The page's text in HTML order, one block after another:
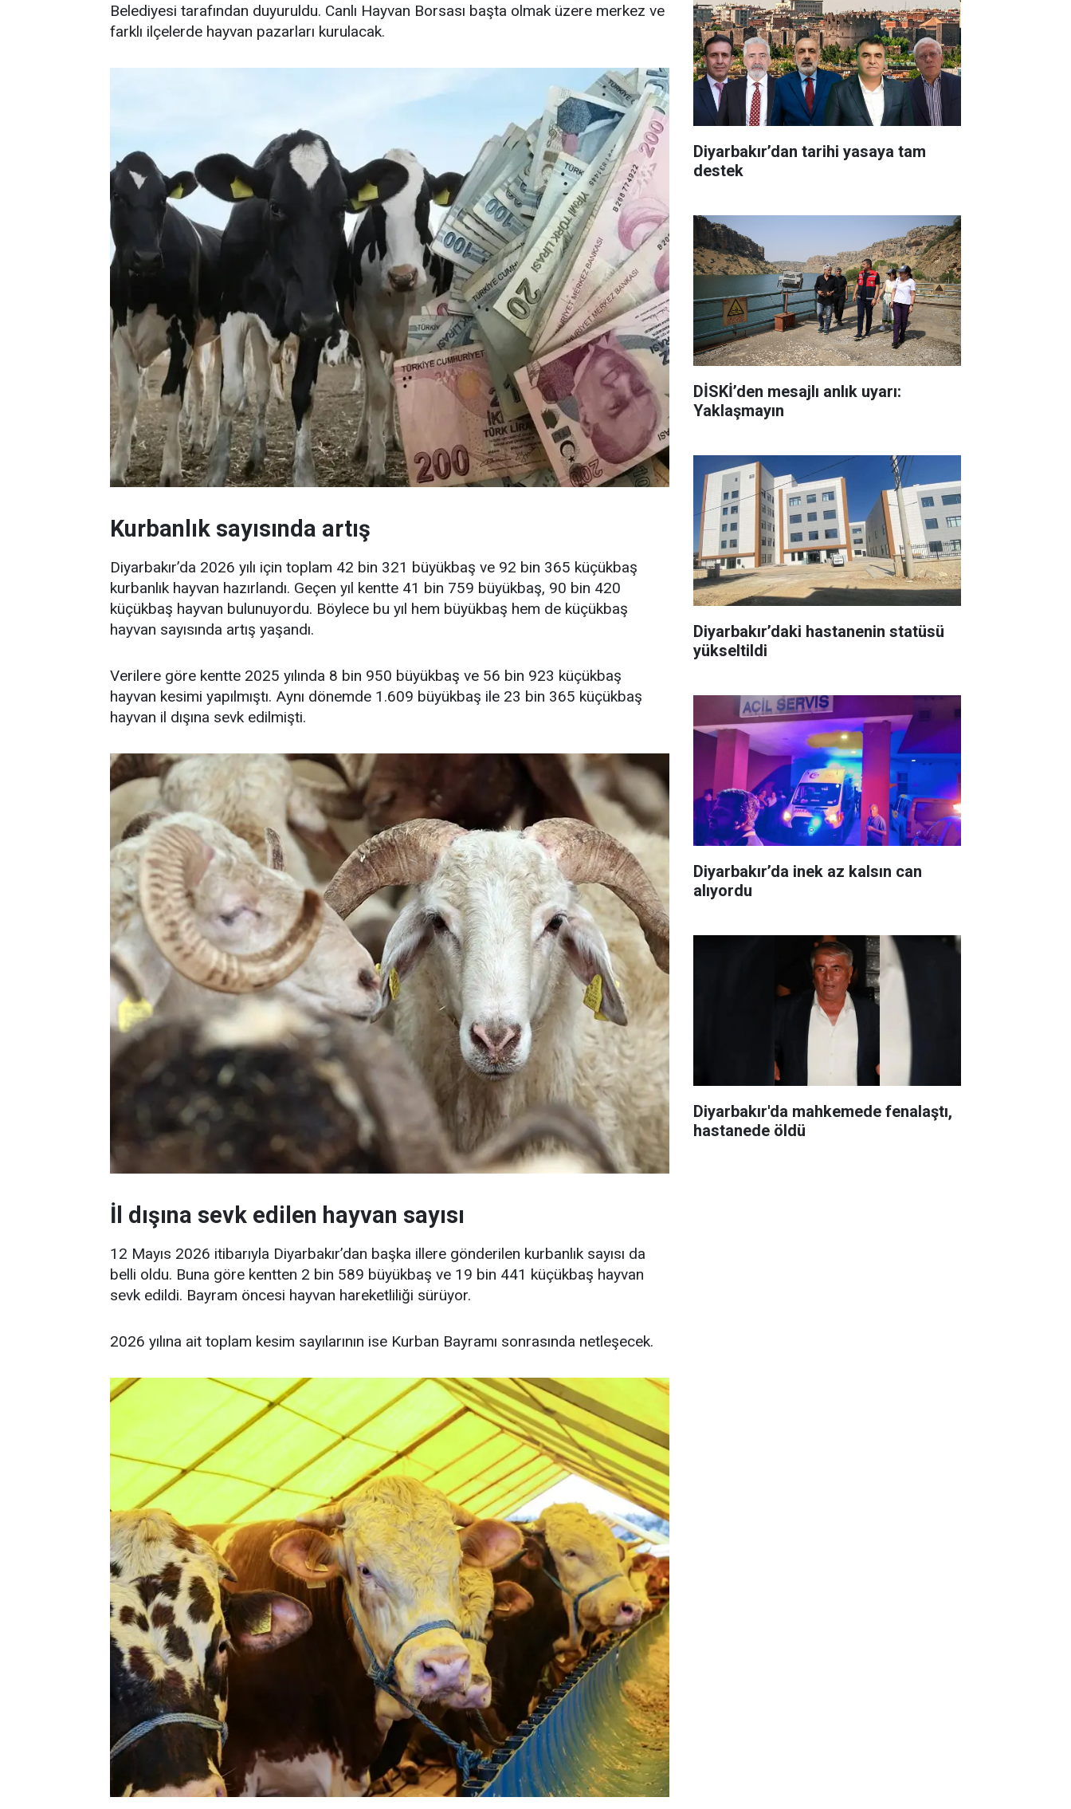
Belediyesi tarafından duyuruldu. Canlı Hayvan Borsası başta olmak üzere merkez ve
farklı ilçelerde hayvan pazarları kurulacak.
Kurbanlık sayısında artış
Diyarbakır’da 2026 yılı için toplam 42 bin 321 büyükbaş ve 92 bin 365 küçükbaş
kurbanlık hayvan hazırlandı. Geçen yıl kentte 41 bin 759 büyükbaş, 90 bin 420
küçükbaş hayvan bulunuyordu. Böylece bu yıl hem büyükbaş hem de küçükbaş
hayvan sayısında artış yaşandı.
Verilere göre kentte 2025 yılında 8 bin 950 büyükbaş ve 56 bin 923 küçükbaş
hayvan kesimi yapılmıştı. Aynı dönemde 1.609 büyükbaş ile 23 bin 365 küçükbaş
hayvan il dışına sevk edilmişti.
İl dışına sevk edilen hayvan sayısı
12 Mayıs 2026 itibarıyla Diyarbakır’dan başka illere gönderilen kurbanlık sayısı da
belli oldu. Buna göre kentten 2 bin 589 büyükbaş ve 19 bin 441 küçükbaş hayvan
sevk edildi. Bayram öncesi hayvan hareketliliği sürüyor.
2026 yılına ait toplam kesim sayılarının ise Kurban Bayramı sonrasında netleşecek.
Diyarbakır’dan tarihi yasaya tam
destek
DİSKİ’den mesajlı anlık uyarı:
Yaklaşmayın
Diyarbakır’daki hastanenin statüsü
yükseltildi
Diyarbakır’da inek az kalsın can
alıyordu
Diyarbakır'da mahkemede fenalaştı,
hastanede öldü